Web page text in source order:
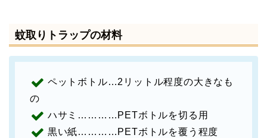
蚊取りトラップの材料
ペットボトル…2リットル程度の大きなも
の
ハサミ…………PETボトルを切る用
黒い紙…………PETボトルを覆う程度